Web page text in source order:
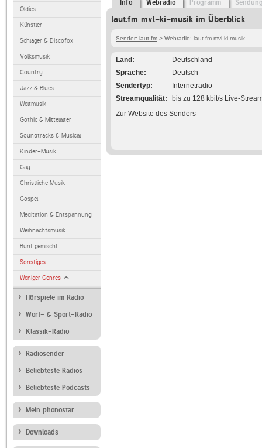
Oldies
Künstler
Schlager & Discofox
Volksmusik
Country
Jazz & Blues
Weltmusik
Gothic & Mittelalter
Soundtracks & Musical
Kinder-Musik
Gay
Christliche Musik
Gospel
Meditation & Entspannung
Weihnachtsmusik
Bunt gemischt
Sonstiges
Weniger Genres
Hörspiele im Radio
Wort- & Sport-Radio
Klassik-Radio
Radiosender
Beliebteste Radios
Beliebteste Podcasts
Mein phonostar
Downloads
Info Webradio Programm
laut.fm mvl-ki-musik im Überblick
Sender: laut.fm > Webradio: laut.fm mvl-ki-musik
Land
Deutschland
Sprache
Deutsch
Sendertyp
Internetradio
Streamqualität
bis zu 128 kbit/s Live-
Zur Website des Senders